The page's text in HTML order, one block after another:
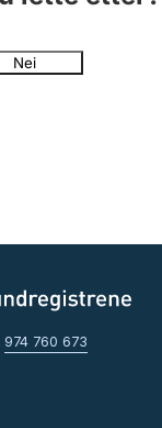
Nei
974 760 673